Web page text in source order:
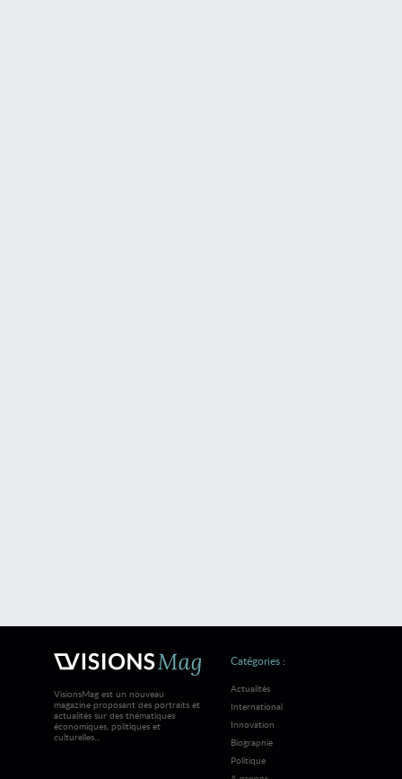
VisionsMag est un nouveau
magazine proposant des portraits et
actualités sur des thématiques
économiques, politiques et
culturelles...
Catégories :
Actualités
International
Innovation
Biographie
Politique